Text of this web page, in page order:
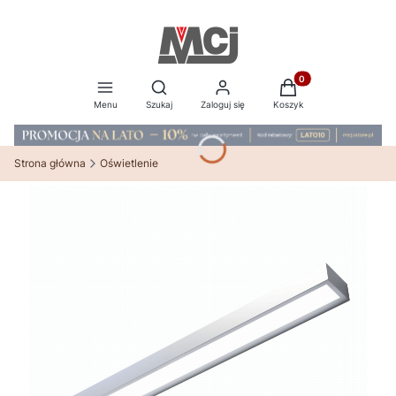
Menu
Otwórz wyszukiwarkę
Szukaj Zaloguj się
Produkty w
Koszyk
Strona główna Oświetlenie